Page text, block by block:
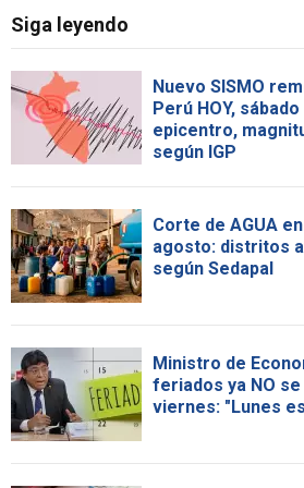
Siga leyendo
Nuevo SISMO
Perú HOY,
epicentro,
según IGP
Corte de AGUA
agosto: distritos
según Sedapal
Ministro de
feriados ya NO
viernes: "Lunes